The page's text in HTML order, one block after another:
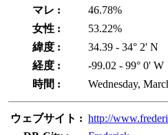
マレ :
46.78%
女性 :
53.22%
緯度 :
34.39 - 34° 2' N
経度 :
-99.02 - 99° 0' W
時間 :
Wednesday,
ウェブサイト : http://